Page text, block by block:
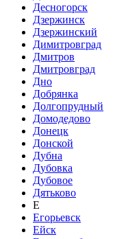
Десногорск
Дзержинск
Дзержинский
Димитровград
Дмитров
Дмитровград
Дно
Добрянка
Долгопрудный
Домодедово
Донецк
Донской
Дубна
Дубовка
Дубовое
Дятьково
Е
Егорьевск
Ейск